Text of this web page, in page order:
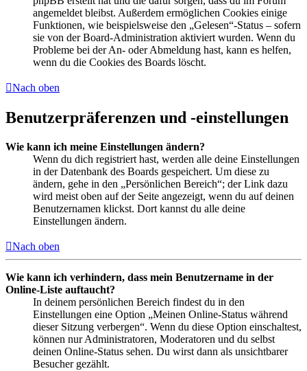
angemeldet bleibst. Außerdem ermöglichen Cookies einige
Funktionen, wie beispielsweise den „Gelesen“-Status – sofern
sie von der Board-Administration aktiviert wurden. Wenn du
Probleme bei der An- oder Abmeldung hast, kann es helfen,
wenn du die Cookies des Boards löscht.
Nach oben
Benutzerpräferenzen und -einstellungen
Wie kann ich meine Einstellungen ändern?
Wenn du dich registriert hast, werden alle deine Einstellungen
in der Datenbank des Boards gespeichert. Um diese zu
ändern, gehe in den „Persönlichen Bereich“; der Link dazu
wird meist oben auf der Seite angezeigt, wenn du auf deinen
Benutzernamen klickst. Dort kannst du alle deine
Einstellungen ändern.
Nach oben
Wie kann ich verhindern, dass mein Benutzername in der
Online-Liste auftaucht?
In deinem persönlichen Bereich findest du in den
Einstellungen eine Option „Meinen Online-Status während
dieser Sitzung verbergen“. Wenn du diese Option einschaltest,
können nur Administratoren, Moderatoren und du selbst
deinen Online-Status sehen. Du wirst dann als unsichtbarer
Besucher gezählt.